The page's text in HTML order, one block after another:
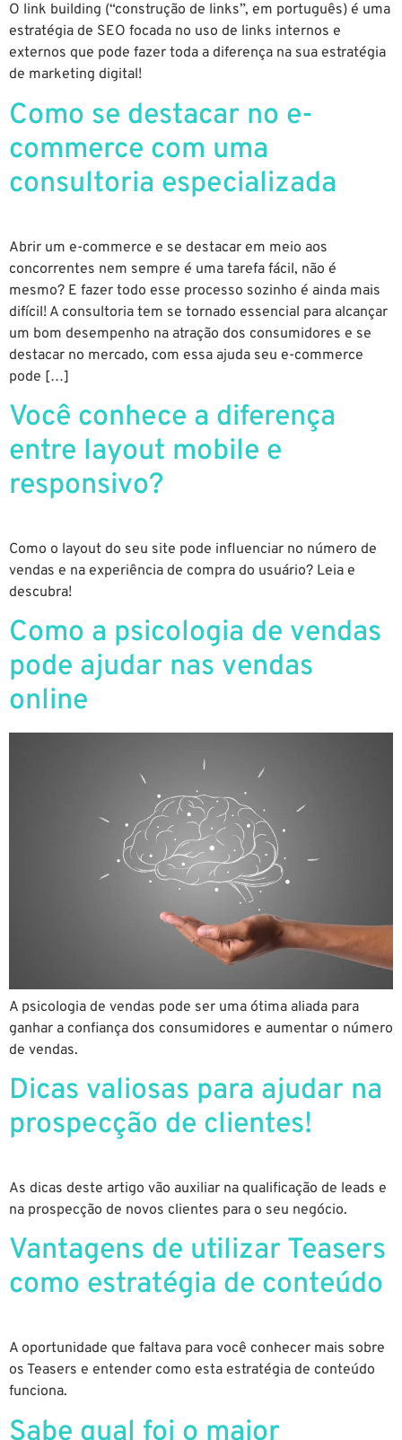
O link building (“construção de links”, em português) é uma
estratégia de SEO focada no uso de links internos e
externos que pode fazer toda a diferença na sua estratégia
de marketing digital!
Como se destacar no e-
commerce com uma
consultoria especializada
Abrir um e-commerce e se destacar em meio aos
concorrentes nem sempre é uma tarefa fácil, não é
mesmo? E fazer todo esse processo sozinho é ainda mais
difícil! A consultoria tem se tornado essencial para alcançar
um bom desempenho na atração dos consumidores e se
destacar no mercado, com essa ajuda seu e-commerce
pode […]
Você conhece a diferença
entre layout mobile e
responsivo?
Como o layout do seu site pode influenciar no número de
vendas e na experiência de compra do usuário? Leia e
descubra!
Como a psicologia de vendas
pode ajudar nas vendas
online
A psicologia de vendas pode ser uma ótima aliada para
ganhar a confiança dos consumidores e aumentar o número
de vendas.
Dicas valiosas para ajudar na
prospecção de clientes!
As dicas deste artigo vão auxiliar na qualificação de leads e
na prospecção de novos clientes para o seu negócio.
Vantagens de utilizar Teasers
como estratégia de conteúdo
A oportunidade que faltava para você conhecer mais sobre
os Teasers e entender como esta estratégia de conteúdo
funciona.
Sabe qual foi o maior